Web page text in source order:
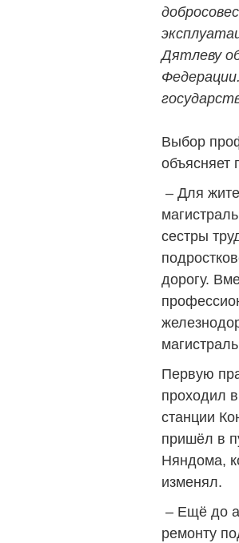
Дятлеву
Выбор
объясняет
– Для
сестры
дорогу.
Первую
проходил
станции
пришёл в
Няндома,
изменял.
– Ещё до
ремонту